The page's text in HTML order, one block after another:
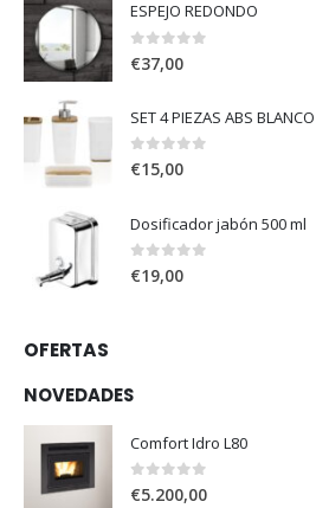
ESPEJO REDONDO
0out of 5
€37,00
SET 4 PIEZAS ABS
0 out of 5
€15,00
Dosificador jabón 500 ml
0 out of 5
€19,00
OFERTAS
NOVEDADES
Comfort Idro L80
0out of 5
€5.200,00